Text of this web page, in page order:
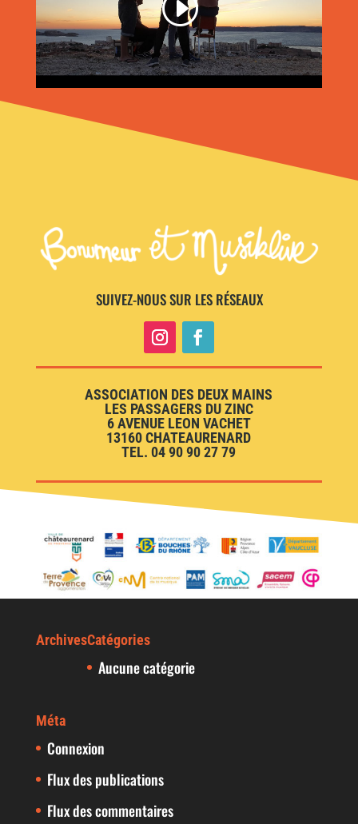
SUIVEZ-NOUS SUR LES RÉSEAUX
ASSOCIATION DES DEUX MAINS
LES PASSAGERS DU ZINC
6 AVENUE LEON VACHET
13160 CHATEAURENARD
TEL. 04 90 90 27 79
ArchivesCatégories
Aucune catégorie
Méta
Connexion
Flux des publications
Flux des commentaires